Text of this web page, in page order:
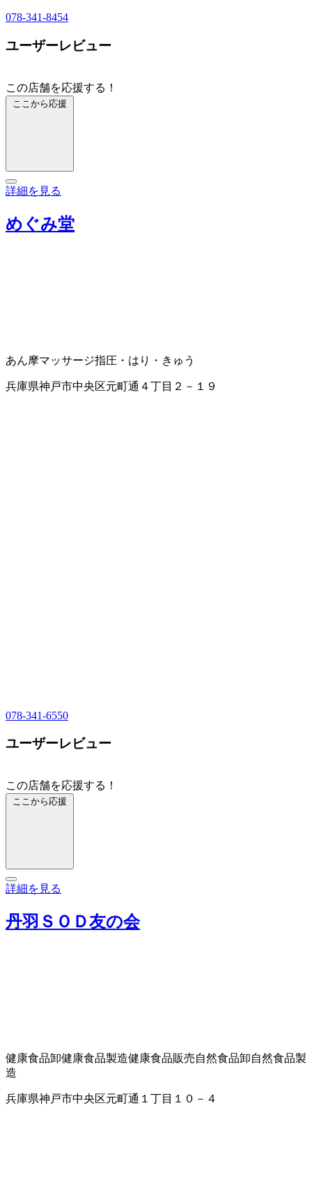
078-341-8454
ユーザーレビュー
この店舗を応援する！
ここから応援
詳細を見る
めぐみ堂
あん摩マッサージ指圧・はり・きゅう
兵庫県神戸市中央区元町通４丁目２－１９
078-341-6550
ユーザーレビュー
この店舗を応援する！
ここから応援
詳細を見る
丹羽ＳＯＤ友の会
健康食品卸健康食品製造健康食品販売自然食品卸自然食品製
造
兵庫県神戸市中央区元町通１丁目１０－４